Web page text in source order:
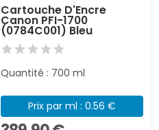
Cartouche D'Encre
Canon PFI-1700
(0784C001) Bleu
Quantité : 700 ml
Prix par ml : 0.56 €